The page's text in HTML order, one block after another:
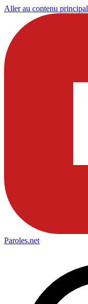
Aller au contenu principal
Paroles.net